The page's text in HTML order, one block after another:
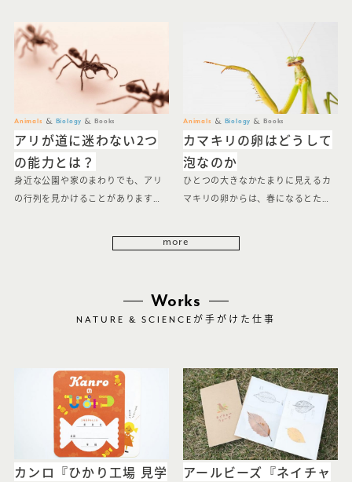
Animals Biology Books
アリが道に迷わない2つ
の能力とは？
身近な公園や家のまわりでも、アリ
の行列を見かけることがあります…
Animals Biology Books
カマキリの卵はどうして
泡なのか
ひとつの大きなかたまりに見えるカ
マキリの卵からは、春になるとた…
more
Works
NATURE & SCIENCE が手がけた仕事
カンロ『ひかり工場 見学
アールビーズ『ネイチャ